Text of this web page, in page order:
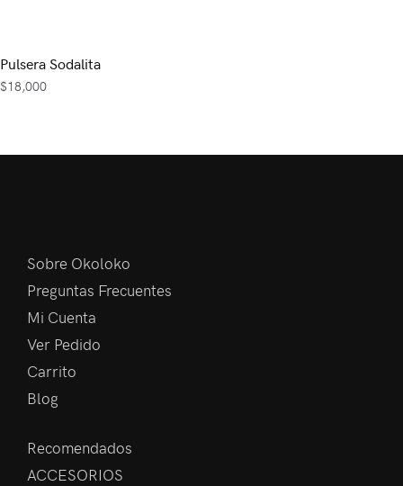
Pulsera Sodalita
$18,000
Sobre Okoloko
Preguntas Frecuentes
Mi Cuenta
Ver Pedido
Carrito
Blog
Recomendados
ACCESORIOS